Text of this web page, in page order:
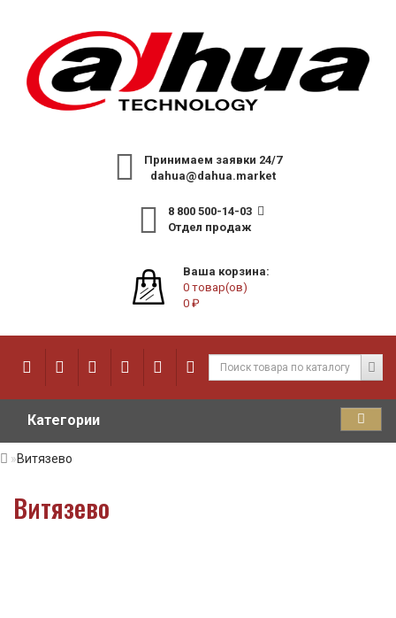
Принимаем заявки 24/7
dahua@dahua.market
8 800 500-14-03
Отдел продаж
Ваша корзина:
0 товар(ов)
0 ₽
Категории
Витязево
Витязево